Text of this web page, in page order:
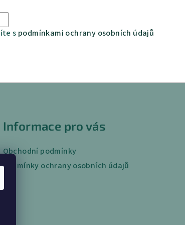
s podmínkami ochrany osobních údajů
Informace pro vás
Obchodní podmínky
Podmínky ochrany osobních údajů